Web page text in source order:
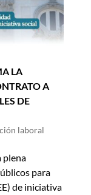
LA
A
DE
laboral
plena
para
de iniciativa